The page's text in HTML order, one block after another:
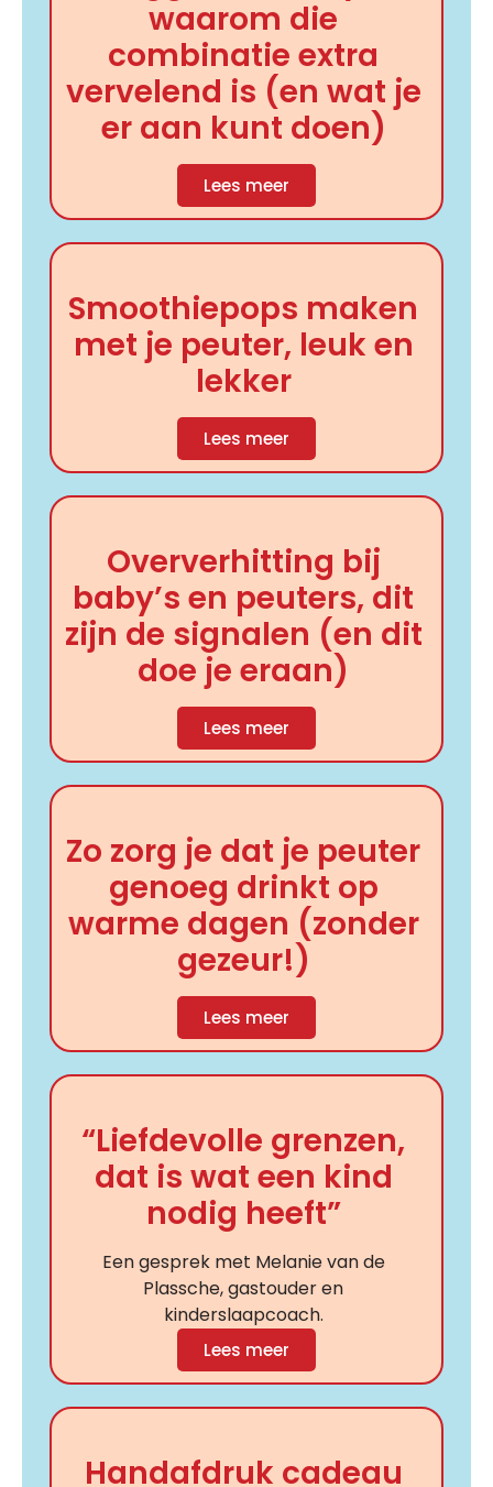
waarom die
combinatie extra
vervelend is (en wat je
er aan kunt doen)
Lees meer
Smoothiepops maken
met je peuter, leuk en
lekker
Lees meer
Oververhitting bij
baby’s en peuters, dit
zijn de signalen (en dit
doe je eraan)
Lees meer
Zo zorg je dat je peuter
genoeg drinkt op
warme dagen (zonder
gezeur!)
Lees meer
“Liefdevolle grenzen,
dat is wat een kind
nodig heeft”
Een gesprek met Melanie van de
Plassche, gastouder en
kinderslaapcoach.
Lees meer
Handafdruk cadeau